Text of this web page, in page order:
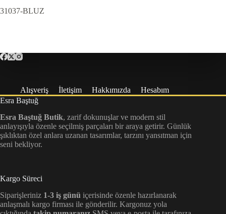
31037-BLUZ
Alışveriş İletişim Hakkımızda
Hesabım
Esra Baştuğ
Esra Baştuğ Butik, zarif dokunuşlar ve modern stil
anlayışıyla özenle seçilmiş parçaları bir araya getirir. Günlük
şıklıktan özel anlara uzanan tasarımlar, tarzını yansıtman için
seni bekliyor.
Kargo Süreci
Siparişleriniz 1-3 iş günü içerisinde özenle hazırlanarak
anlaşmalı kargo firması ile gönderilir. Kargonuz yola